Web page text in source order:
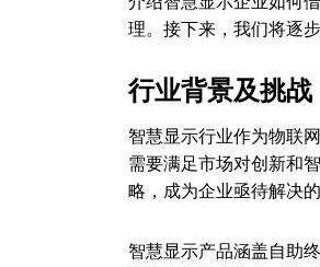
理。接下来，我们将逐步
行业背景及挑战
智慧显示行业作为物联
需要满足市场对创新和
略，成为企业亟待解决的
智慧显示产品涵盖自助